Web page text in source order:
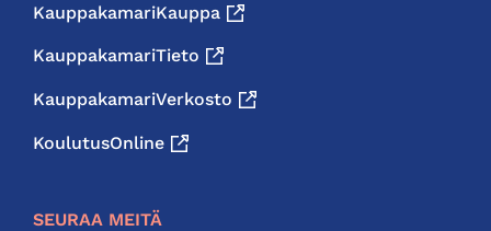
KauppakamariKauppa
KauppakamariTieto
KauppakamariVerkosto
KoulutusOnline
SEURAA MEITÄ